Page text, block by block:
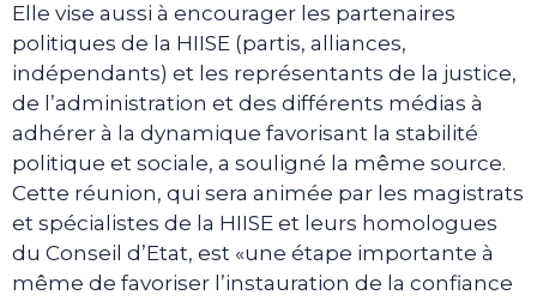
Elle vise aussi à encourager les partenaires
politiques de la HIISE (partis, alliances,
indépendants) et les représentants de la justice,
de l’administration et des différents médias à
adhérer à la dynamique favorisant la stabilité
politique et sociale, a souligné la même source.
Cette réunion, qui sera animée par les magistrats
et spécialistes de la HIISE et leurs homologues
du Conseil d’Etat, est «une étape importante à
même de favoriser l’instauration de la confiance